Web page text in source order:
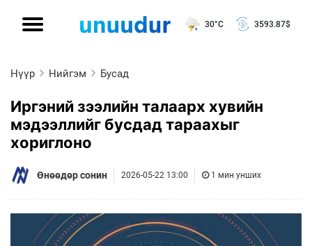
30°C 3593.87$
Нүүр Нийгэм Бусад
Иргэний зээлийн талаарх хувийн
мэдээллийг бусдад тараахыг
хориглоно
Өнөөдөр сонин 2026-05-22 13:00 1 мин унших